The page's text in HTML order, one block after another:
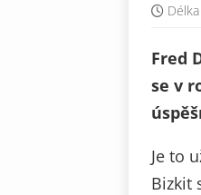
Fred
se v
Je to
Bizkit